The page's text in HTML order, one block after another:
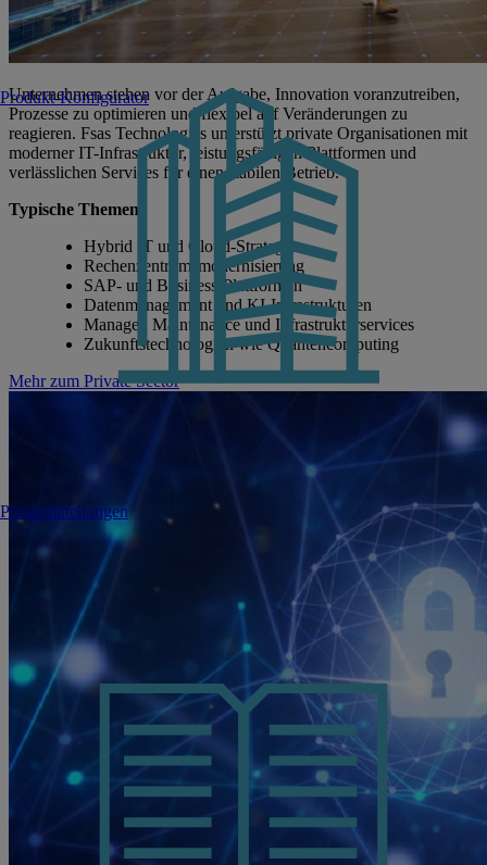
Produkt-Konfigurator
Pressemitteilungen
Unternehmen stehen vor der Aufgabe, Innovation voranzutreiben,
Prozesse zu optimieren und flexibel auf Veränderungen zu
reagieren. Fsas Technologies unterstützt private Organisationen mit
moderner IT-Infrastruktur, leistungsfähigen Plattformen und
verlässlichen Services für einen stabilen Betrieb.
Typische Themen:
Hybrid IT und Cloud-Strategien
Rechenzentrumsmodernisierung
SAP- und Business-Plattformen
Datenmanagement und KI-Infrastrukturen
Managed Maintenance und Infrastrukturservices
Zukunftstechnologien wie Quantencomputing
Mehr zum Private Sector